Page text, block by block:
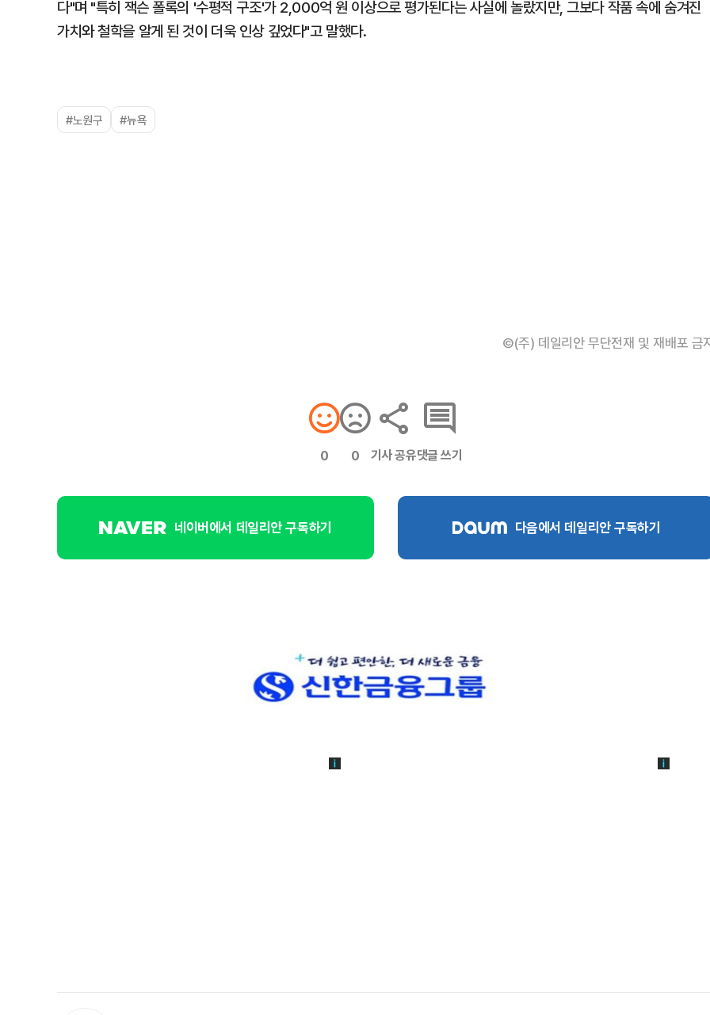
다"며 "특히 잭슨 폴록의 '수평적 구조'가 2,000억 원 이상으로 평가된다는 사실에 놀랐지만, 그보다 작품 속에 숨겨진
가치와 철학을 알게 된 것이 더욱 인상 깊었다"고 말했다.
#노원구 #뉴욕
©(주) 데일리안 무단전재 및 재배포 금
0 0 기사 공유댓글 쓰기
네이버에서 데일리안 구독하기 다음에서 데일리안 구독하기